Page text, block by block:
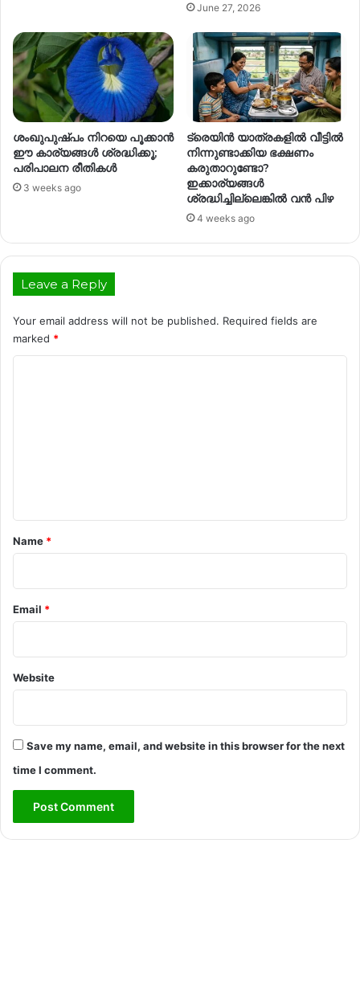
June 27, 2026
ശംഖുപുഷ്പം നിറയെ പൂക്കാൻ
ഈ കാര്യങ്ങൾ ശ്രദ്ധിക്കൂ;
പരിപാലന രീതികൾ
3 weeks ago
ട്രെയിൻ യാത്രകളിൽ വീട്ടിൽ
നിന്നുണ്ടാക്കിയ ഭക്ഷണം
കരുതാറുണ്ടോ?
ഇക്കാര്യങ്ങൾ
ശ്രദ്ധിച്ചില്ലെങ്കിൽ വൻ പിഴ
4 weeks ago
Leave a Reply
Your email address will not be published. Required fields are
marked *
*
Name *
Email *
Website
Save my name, email, and website in this browser for the next
time I comment.